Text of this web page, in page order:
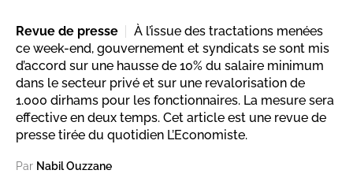
Revue de presse
À l’issue des tractations menées
ce week-end, gouvernement et syndicats se sont mis
d’accord sur une hausse de 10% du salaire minimum
dans le secteur privé et sur une revalorisation de
1.000 dirhams pour les fonctionnaires. La mesure sera
effective en deux temps. Cet article est une revue de
presse tirée du quotidien L’Economiste.
Par Nabil Ouzzane